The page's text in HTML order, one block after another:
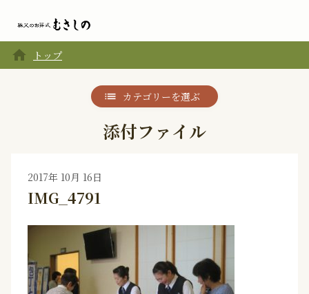
home トップ
カテゴリーを選ぶ
添付ファイル
2017年 10月 16日
IMG_4791